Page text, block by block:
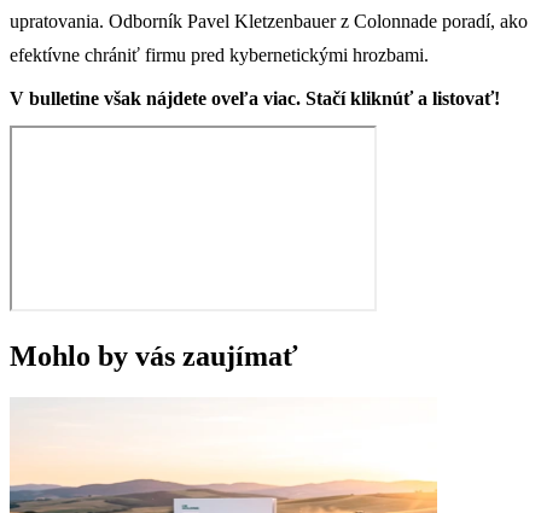
upratovania. Odborník Pavel Kletzenbauer z Colonnade poradí, ako
efektívne chrániť firmu pred kybernetickými hrozbami.
V bulletine však nájdete oveľa viac. Stačí kliknúť a listovať!
Mohlo by vás zaujímať